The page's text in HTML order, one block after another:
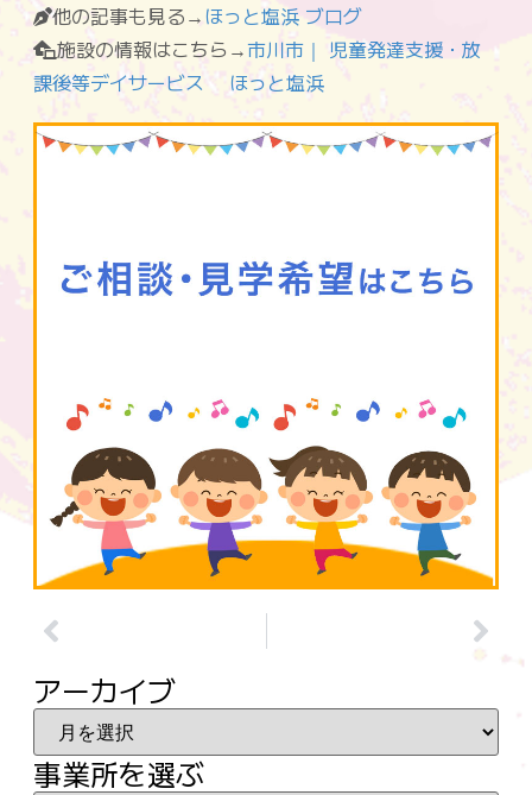
他の記事も見る→ほっと塩浜 ブログ
施設の情報はこちら→市川市｜ 児童発達支援・放
課後等デイサービス ほっと塩浜
アーカイブ
事業所を選ぶ